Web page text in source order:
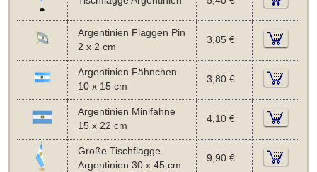
Argentinien Flaggen Pin
2 x 2 cm
3,85 €
Argentinien Fähnchen
10 x 15 cm
3,80 €
Argentinien Minifahne
15 x 22 cm
4,10 €
Große Tischflagge
Argentinien 30 x 45 cm
9,90 €